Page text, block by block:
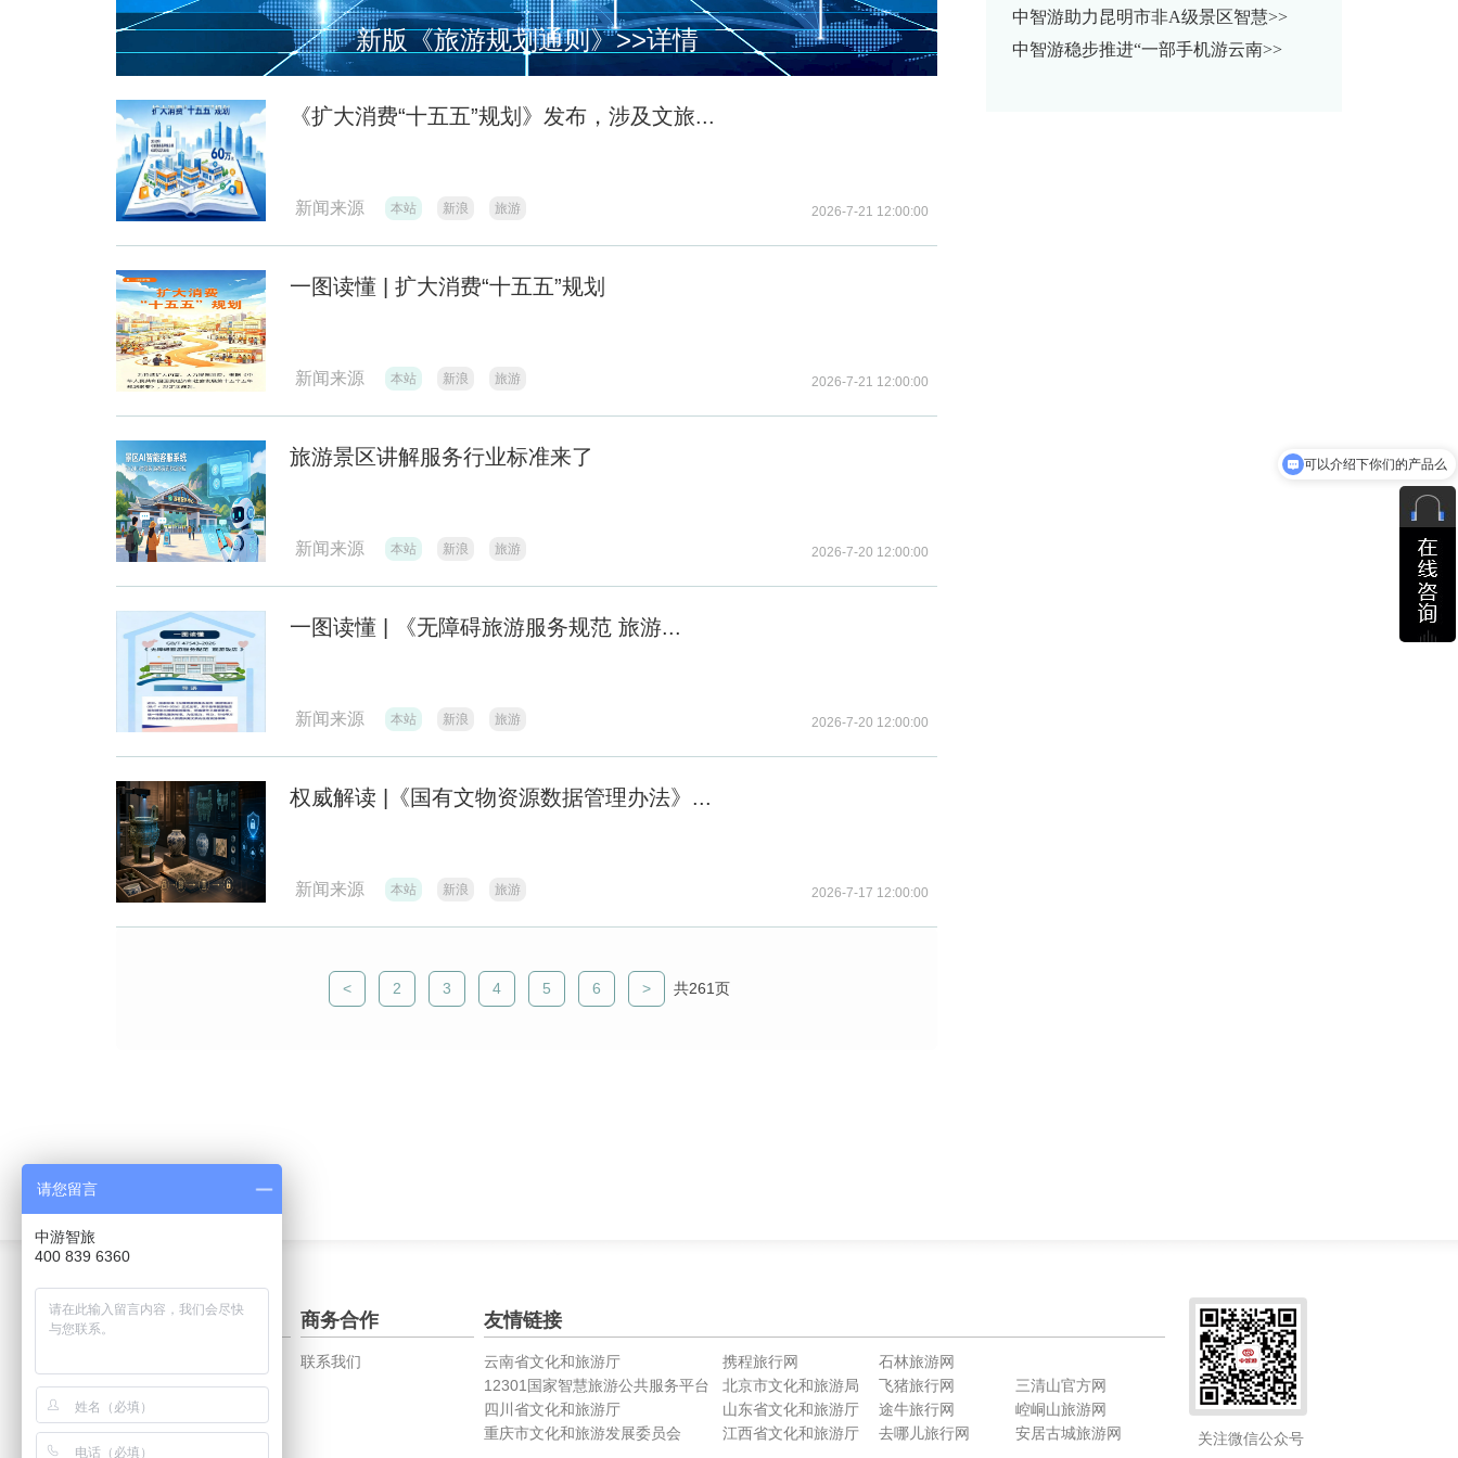
新版《旅游规划通则》>>详情
《扩大消费“十五五”规划》发布，涉及文旅...
新闻来源 本站 新浪 旅游 2026-7-21 12:00:00
一图读懂 | 扩大消费“十五五”规划
新闻来源 本站 新浪 旅游 2026-7-21 12:00:00
旅游景区讲解服务行业标准来了
新闻来源 本站 新浪 旅游 2026-7-20 12:00:00
一图读懂 | 《无障碍旅游服务规范 旅游...
新闻来源 本站 新浪 旅游 2026-7-20 12:00:00
权威解读 |《国有文物资源数据管理办法》...
新闻来源 本站 新浪 旅游 2026-7-17 12:00:00
2 3 4 5 6 共261页
中智游助力昆明市非A级景区智慧>>
中智游稳步推进“一部手机游云南>>
关于中智游
创始人
商务合作
联系我们
友情链接
云南省文化和旅游厅 携程旅行网
石林旅游网
12301国家智慧旅游公共服务平台
北京市文化和旅游局 飞猪旅行网
三清山官方网
四川省文化和旅游厅
山东省文化和旅游厅 途牛旅行网
崆峒山旅游网
重庆市文化和旅游发展委员会
江西省文化和旅游厅 去哪儿旅行网 安居古城旅游网 关注微信公众号
可以介绍下你们的产品么
请您留言
中游智旅
400 839 6360